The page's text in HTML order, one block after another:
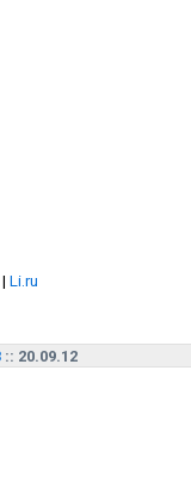
| Li.ru
:: 20.09.12